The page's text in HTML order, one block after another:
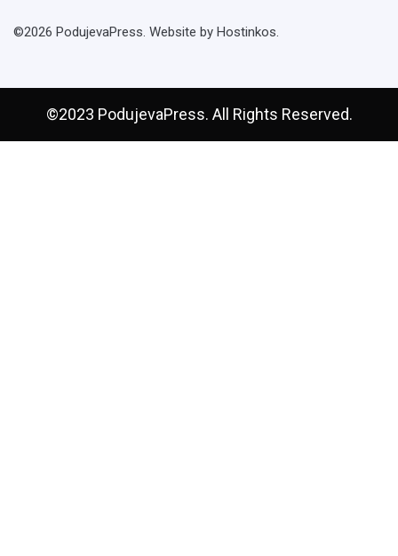
©2026 PodujevaPress. Website by Hostinkos.
©2023 PodujevaPress. All Rights Reserved.